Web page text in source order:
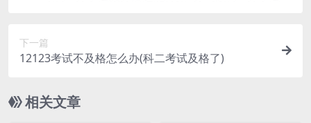
下一篇
12123考试不及格怎么办(科二考试及格了)
相关文章